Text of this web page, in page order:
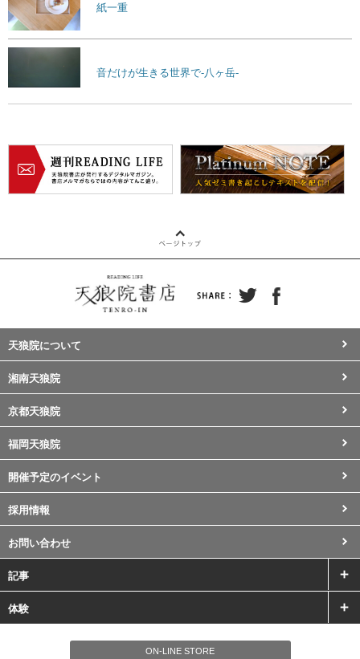
紙一重
音だけが生きる世界で-八ヶ岳-
天狼院について
湘南天狼院
京都天狼院
福岡天狼院
開催予定のイベント
採用情報
お問い合わせ
記事
体験
ON-LINE STORE